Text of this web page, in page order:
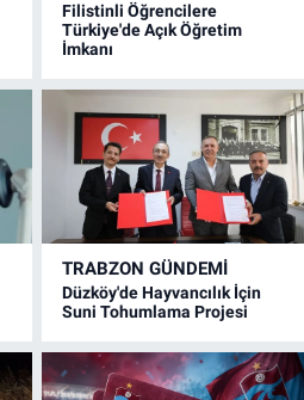
Filistinli Öğrencilere
Türkiye'de Açık Öğretim
İmkanı
TRABZON GÜNDEMİ
Düzköy'de Hayvancılık İçin
Suni Tohumlama Projesi